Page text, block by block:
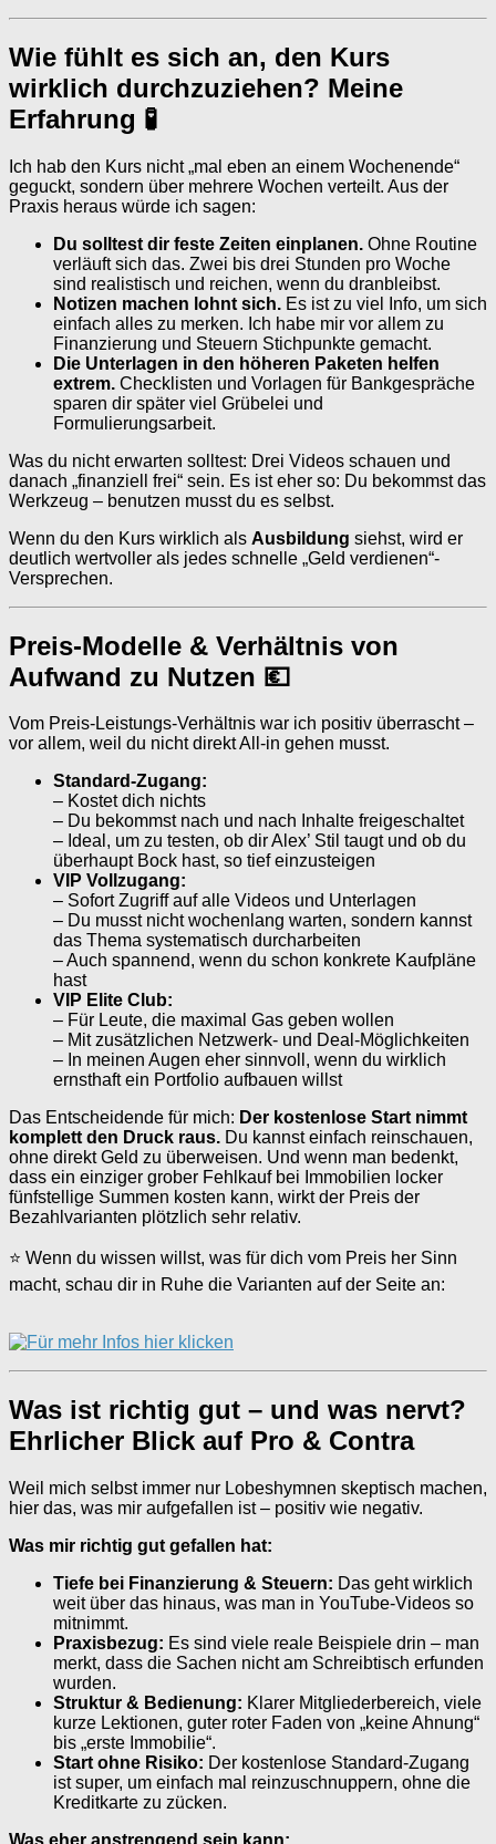
Wie fühlt es sich an, den Kurs
wirklich durchzuziehen? Meine
Erfahrung 🧪
Ich hab den Kurs nicht „mal eben an einem Wochenende“
geguckt, sondern über mehrere Wochen verteilt. Aus der
Praxis heraus würde ich sagen:
Du solltest dir feste Zeiten einplanen. Ohne Routine
verläuft sich das. Zwei bis drei Stunden pro Woche
sind realistisch und reichen, wenn du dranbleibst.
Notizen machen lohnt sich. Es ist zu viel Info, um sich
einfach alles zu merken. Ich habe mir vor allem zu
Finanzierung und Steuern Stichpunkte gemacht.
Die Unterlagen in den höheren Paketen helfen
extrem. Checklisten und Vorlagen für Bankgespräche
sparen dir später viel Grübelei und
Formulierungsarbeit.
Was du nicht erwarten solltest: Drei Videos schauen und
danach „finanziell frei“ sein. Es ist eher so: Du bekommst das
Werkzeug – benutzen musst du es selbst.
Wenn du den Kurs wirklich als Ausbildung siehst, wird er
deutlich wertvoller als jedes schnelle „Geld verdienen“-
Versprechen.
Preis-Modelle & Verhältnis von
Aufwand zu Nutzen 💶
Vom Preis-Leistungs-Verhältnis war ich positiv überrascht –
vor allem, weil du nicht direkt All-in gehen musst.
Standard-Zugang:
– Kostet dich nichts
– Du bekommst nach und nach Inhalte freigeschaltet
– Ideal, um zu testen, ob dir Alex’ Stil taugt und ob du
überhaupt Bock hast, so tief einzusteigen
VIP Vollzugang:
– Sofort Zugriff auf alle Videos und Unterlagen
– Du musst nicht wochenlang warten, sondern kannst
das Thema systematisch durcharbeiten
– Auch spannend, wenn du schon konkrete Kaufpläne
hast
VIP Elite Club:
– Für Leute, die maximal Gas geben wollen
– Mit zusätzlichen Netzwerk- und Deal-Möglichkeiten
– In meinen Augen eher sinnvoll, wenn du wirklich
ernsthaft ein Portfolio aufbauen willst
Das Entscheidende für mich: Der kostenlose Start nimmt
komplett den Druck raus. Du kannst einfach reinschauen,
ohne direkt Geld zu überweisen. Und wenn man bedenkt,
dass ein einziger grober Fehlkauf bei Immobilien locker
fünfstellige Summen kosten kann, wirkt der Preis der
Bezahlvarianten plötzlich sehr relativ.
⭐ Wenn du wissen willst, was für dich vom Preis her Sinn
macht, schau dir in Ruhe die Varianten auf der Seite an:
Was ist richtig gut – und was nervt?
Ehrlicher Blick auf Pro & Contra
Weil mich selbst immer nur Lobeshymnen skeptisch machen,
hier das, was mir aufgefallen ist – positiv wie negativ.
Was mir richtig gut gefallen hat:
Tiefe bei Finanzierung & Steuern: Das geht wirklich
weit über das hinaus, was man in YouTube-Videos so
mitnimmt.
Praxisbezug: Es sind viele reale Beispiele drin – man
merkt, dass die Sachen nicht am Schreibtisch erfunden
wurden.
Struktur & Bedienung: Klarer Mitgliederbereich, viele
kurze Lektionen, guter roter Faden von „keine Ahnung“
bis „erste Immobilie“.
Start ohne Risiko: Der kostenlose Standard-Zugang
ist super, um einfach mal reinzuschnuppern, ohne die
Kreditkarte zu zücken.